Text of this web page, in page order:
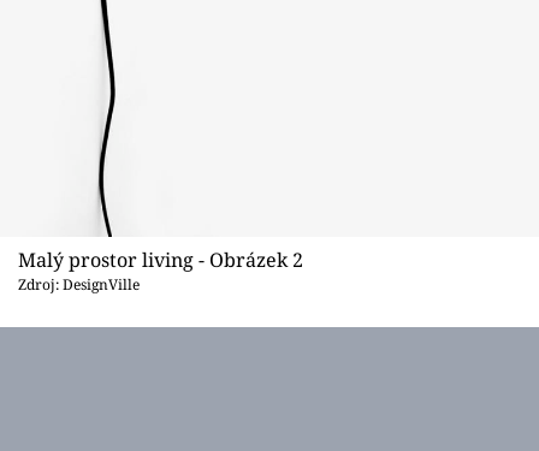
Malý prostor living - Obrázek 2
Zdroj: DesignVille